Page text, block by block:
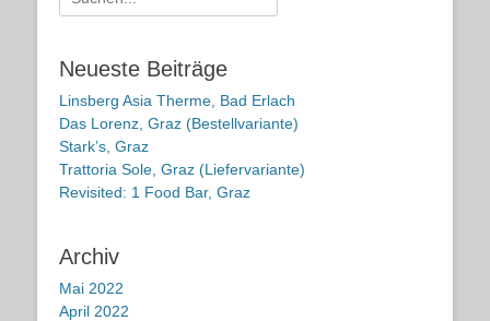
nach:
Neueste Beiträge
Linsberg Asia Therme, Bad Erlach
Das Lorenz, Graz (Bestellvariante)
Stark’s, Graz
Trattoria Sole, Graz (Liefervariante)
Revisited: 1 Food Bar, Graz
Archiv
Mai 2022
April 2022